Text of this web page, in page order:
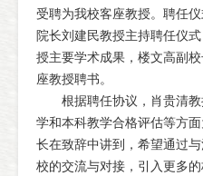
受聘为我校客座教授。聘任
院长刘建民教授主持聘任仪
授主要学术成果，楼文高副
座教授聘书。
根据聘任协议，肖贵清教
学和本科教学合格评估等方
长在致辞中讲到，希望通过
校的交流与对接，引入更多